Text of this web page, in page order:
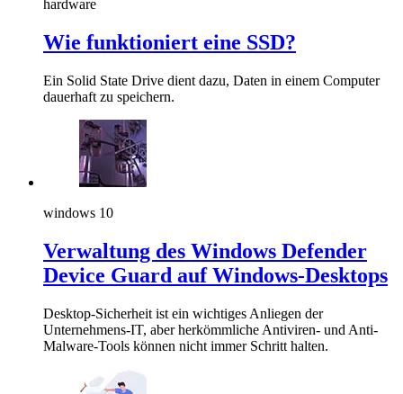
hardware
Wie funktioniert eine SSD?
Ein Solid State Drive dient dazu, Daten in einem Computer
dauerhaft zu speichern.
windows 10
Verwaltung des Windows Defender
Device Guard auf Windows-Desktops
Desktop-Sicherheit ist ein wichtiges Anliegen der
Unternehmens-IT, aber herkömmliche Antiviren- und Anti-
Malware-Tools können nicht immer Schritt halten.